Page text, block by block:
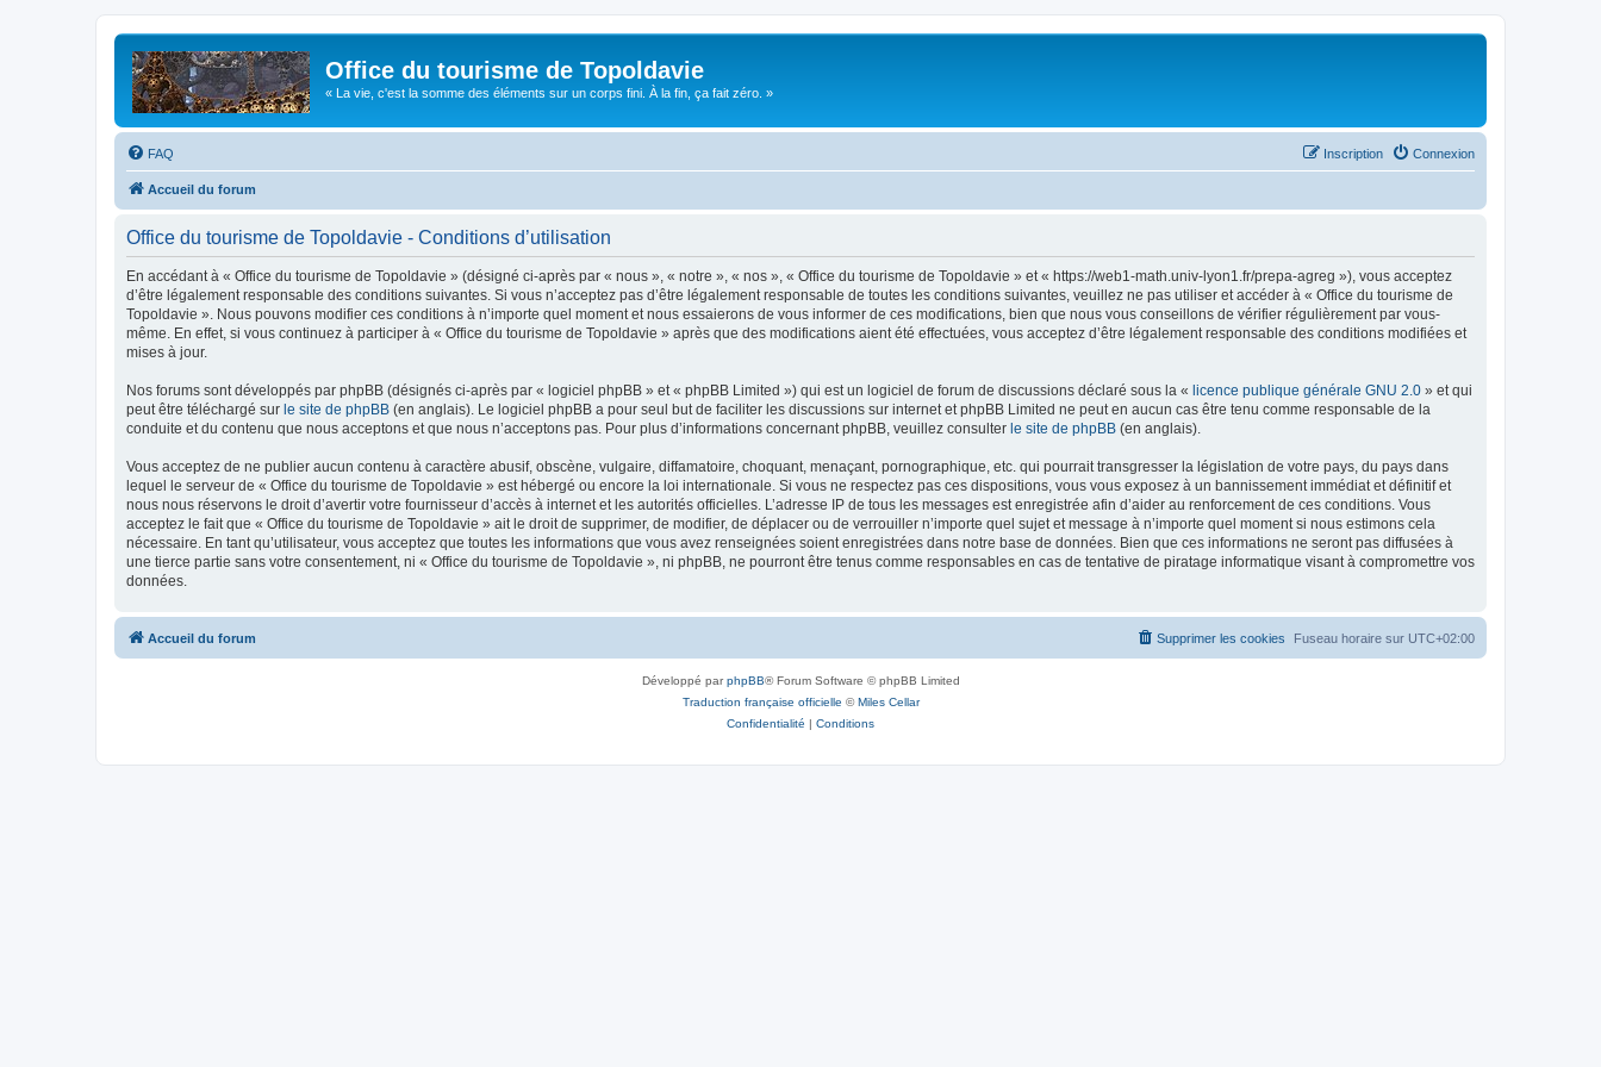
Office du tourisme de Topoldavie
« La vie, c'est la somme des éléments sur un corps fini. À la fin, ça fait zéro. »
FAQ Connexion
Inscription
Accueil du forum
Office du tourisme de Topoldavie - Conditions d’utilisation
En accédant à « Office du tourisme de Topoldavie » (désigné ci-après par « nous », « notre », « nos », « Office du tourisme de Topoldavie » et « https://web1-math.univ-lyon1.fr/prepa-agreg »), vous acceptez
d’être légalement responsable des conditions suivantes. Si vous n’acceptez pas d’être légalement responsable de toutes les conditions suivantes, veuillez ne pas utiliser et accéder à « Office du tourisme de
Topoldavie ». Nous pouvons modifier ces conditions à n’importe quel moment et nous essaierons de vous informer de ces modifications, bien que nous vous conseillons de vérifier régulièrement par vous-
même. En effet, si vous continuez à participer à « Office du tourisme de Topoldavie » après que des modifications aient été effectuées, vous acceptez d’être légalement responsable des conditions modifiées et
mises à jour.
Nos forums sont développés par phpBB (désignés ci-après par « logiciel phpBB » et « phpBB Limited ») qui est un logiciel de forum de discussions déclaré sous la « licence publique générale GNU 2.0 » et qui
peut être téléchargé sur le site de phpBB (en anglais). Le logiciel phpBB a pour seul but de faciliter les discussions sur internet et phpBB Limited ne peut en aucun cas être tenu comme responsable de la
conduite et du contenu que nous acceptons et que nous n’acceptons pas. Pour plus d’informations concernant phpBB, veuillez consulter le site de phpBB (en anglais).
Vous acceptez de ne publier aucun contenu à caractère abusif, obscène, vulgaire, diffamatoire, choquant, menaçant, pornographique, etc. qui pourrait transgresser la législation de votre pays, du pays dans
lequel le serveur de « Office du tourisme de Topoldavie » est hébergé ou encore la loi internationale. Si vous ne respectez pas ces dispositions, vous vous exposez à un bannissement immédiat et définitif et
nous nous réservons le droit d’avertir votre fournisseur d’accès à internet et les autorités officielles. L’adresse IP de tous les messages est enregistrée afin d’aider au renforcement de ces conditions. Vous
acceptez le fait que « Office du tourisme de Topoldavie » ait le droit de supprimer, de modifier, de déplacer ou de verrouiller n’importe quel sujet et message à n’importe quel moment si nous estimons cela
nécessaire. En tant qu’utilisateur, vous acceptez que toutes les informations que vous avez renseignées soient enregistrées dans notre base de données. Bien que ces informations ne seront pas diffusées à
une tierce partie sans votre consentement, ni « Office du tourisme de Topoldavie », ni phpBB, ne pourront être tenus comme responsables en cas de tentative de piratage informatique visant à compromettre vos
données.
Accueil du forum Fuseau horaire sur UTC+02:00
Supprimer les cookies
Développé parphpBB® Forum Software © phpBB Limited
Traduction française officielle ©Miles Cellar
Confidentialité | Conditions